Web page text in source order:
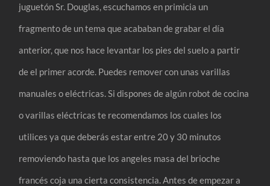
juguetón Sr. Douglas, escuchamos en primicia un
fragmento de un tema que acababan de grabar el día
anterior, que nos hace levantar los pies del suelo a partir
de el primer acorde. Puedes remover con unas varillas
manuales o eléctricas. Si dispones de algún robot de cocina
o varillas eléctricas te recomendamos los cuales los
utilices ya que deberás estar entre 20 y 30 minutos
removiendo hasta que los angeles masa del brioche
francés coja una cierta consistencia. Antes de empezar a